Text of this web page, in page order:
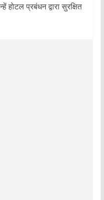
प्रबंधन द्वारा सुरक्षित